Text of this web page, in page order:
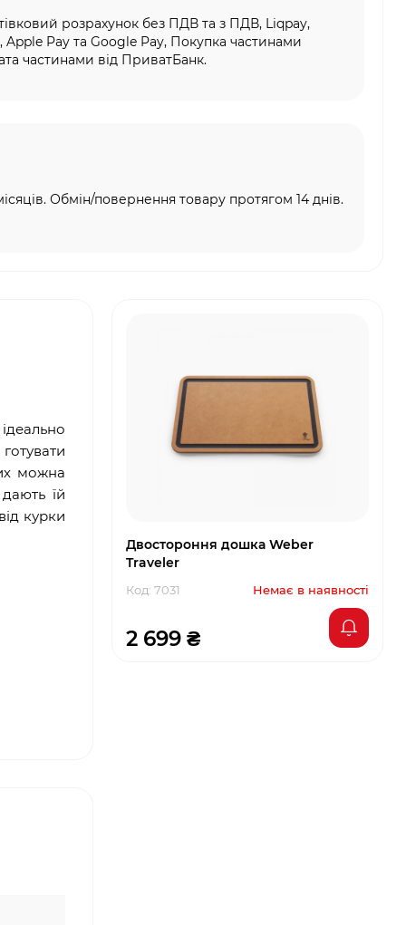
розрахунок без ПДВ та з ПДВ, Liqpay,
Apple Pay та Google Pay, Покупка частинами
частинами від ПриватБанк.
Обмін/повернення товару протягом 14 днів.
можна
їй
курки
Двостороння дошка Weber
Traveler
Код: 7031 Немає в наявності
2 699 ₴